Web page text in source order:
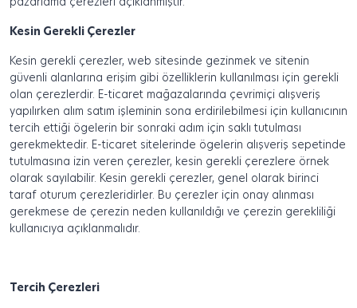
Kesin Gerekli Çerezler
Kesin gerekli çerezler, web sitesinde gezinmek ve sitenin
güvenli alanlarına erişim gibi özelliklerin kullanılması için gerekli
olan çerezlerdir. E-ticaret mağazalarında çevrimiçi alışveriş
yapılırken alım satım işleminin sona erdirilebilmesi için kullanıcının
tercih ettiği ögelerin bir sonraki adım için saklı tutulması
gerekmektedir. E-ticaret sitelerinde ögelerin alışveriş sepetinde
tutulmasına izin veren çerezler, kesin gerekli çerezlere örnek
olarak sayılabilir. Kesin gerekli çerezler, genel olarak birinci
taraf oturum çerezleridirler. Bu çerezler için onay alınması
gerekmese de çerezin neden kullanıldığı ve çerezin gerekliliği
kullanıcıya açıklanmalıdır.
Tercih Çerezleri